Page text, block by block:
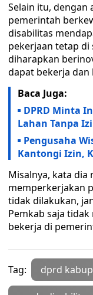
Selain itu, dengan
pemerintah
disabilitas
pekerjaan tetap di
diharapkan
dapat bekerja dan
Baca Juga:
DPRD Minta
Lahan Tanpa
Pengusaha
Kantongi Izin,
Misalnya, kata dia
memperkerjakan
tidak dilakukan,
Pemkab saja
bekerja di
Tag: dprd